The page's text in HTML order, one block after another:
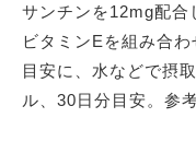
サンチンを12mg配合
ビタミンEを組み合
目安に、水などで摂
ル、30日分目安。参